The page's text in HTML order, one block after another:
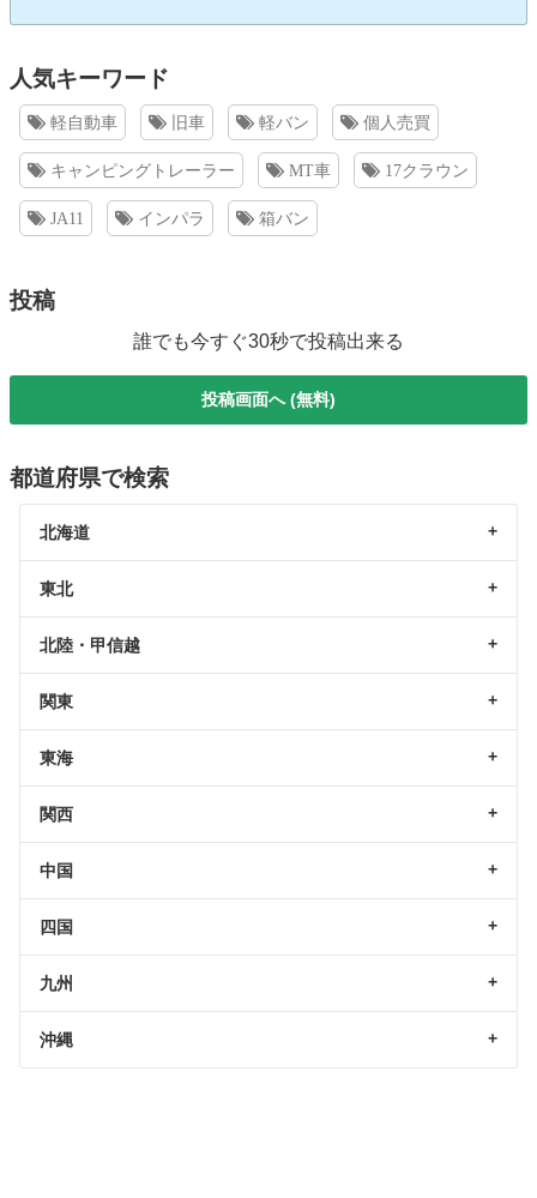
人気キーワード
軽自動車 旧車 軽バン 個人売買
キャンピングトレーラー MT車 17クラウン
JA11 インパラ 箱バン
投稿
誰でも今すぐ30秒で投稿出来る
投稿画面へ (無料)
都道府県で検索
北海道
東北
北陸・甲信越
関東
東海
関西
中国
四国
九州
沖縄